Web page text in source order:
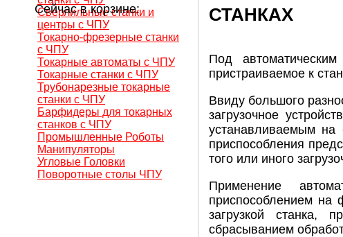
Сейчас в корзине:
Сверлильные станки и
центры с ЧПУ
Токарно-фрезерные станки
с ЧПУ
Токарные автоматы с ЧПУ
Токарные станки с ЧПУ
Трубонарезные токарные
станки с ЧПУ
Барфидеры для токарных
станков с ЧПУ
Промышленные Роботы
Манипуляторы
Угловые Головки
Поворотные столы ЧПУ
СТАНКАХ
Под
пристраиваемое к
Ввиду большого
загрузочное
устанавливаемым на
приспособления
того или иного
Применение
приспособлением на
загрузкой станка,
сбрасыванием